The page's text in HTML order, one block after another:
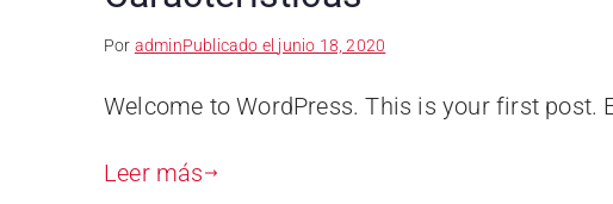
Por adminPublicado el junio 18, 2020
Welcome to WordPress. This is your first post.
Leer más